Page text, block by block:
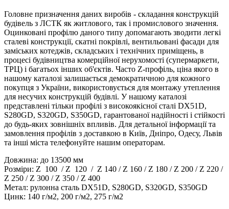
Головне призначення даних виробів - складання конструкцій
будівель з ЛСТК як житлового, так і промислового значення.
Оцинковані профілю даного типу допомагають зводити легкі
сталеві конструкції, скатні покрівлі, вентильовані фасади для
заміських котеджів, складських і технічних приміщень, в
процесі будівництва комерційної нерухомості (супермаркети,
ТРЦ) і багатьох інших об'єктів. Часто Z-профіль, ціна якого в
нашому каталозі залишається демократичною для кожного
покупця з України, використовується для монтажу утеплення
для несучих конструкцій будівлі. У нашому каталозі
представлені тільки профілі з високоякісної сталі DX51D,
S280GD, S320GD, S350GD, гарантованої надійності і стійкості
до будь-яких зовнішніх впливів. Для детальної інформації та
замовлення профілів з доставкою в Київ, Дніпро, Одесу, Львів
та інші міста телефонуйте нашим операторам.
Довжина: до 13500 мм
Розміри: Z 100 / Z 120 / Z 140 / Z 160 / Z 180 / Z 200 / Z 220 /
Z 250 / Z 300 / Z 350 / Z 400
Метал: рулонна сталь DX51D, S280GD, S320GD, S350GD
Цинк: 140 г/м2, 200 г/м2, 275 г/м2